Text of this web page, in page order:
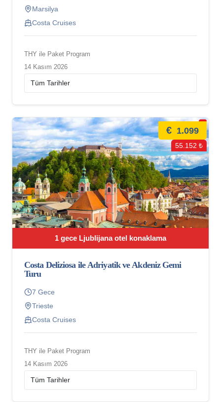
Marsilya
Costa Cruises
THY ile Paket Program
14 Kasım 2026
1 gece Ljublijana otel konaklama
€ 1.099
55.152 ₺
Costa Deliziosa ile Adriyatik ve Akdeniz Gemi
Turu
7 Gece
Trieste
Costa Cruises
THY ile Paket Program
14 Kasım 2026